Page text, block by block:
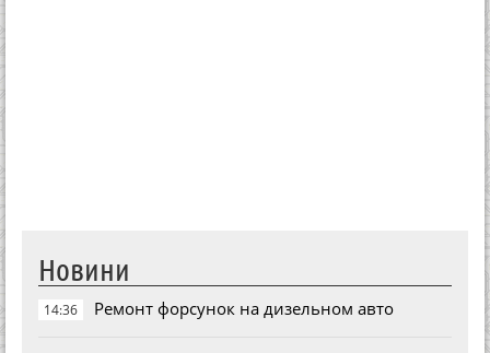
Новини
14:36 Ремонт форсунок на дизельном авто